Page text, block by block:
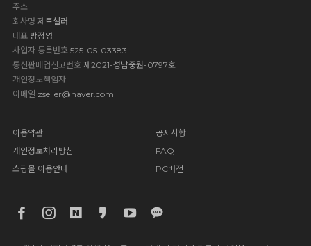
주소
회사명 제트셀러
대표방정영
사업자 등록번호 525-05-03383
통신판매업신고번호 제2021-성남중원-0797호
개인정보책임자
이메일 zseller@naver.com
이용약관
개인정보처리방침
쇼핑몰 이용안내
공지사항
FAQ
PC버전